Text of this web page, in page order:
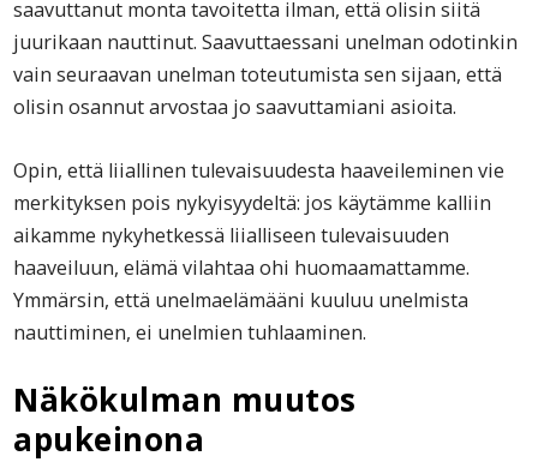
saavuttanut monta tavoitetta ilman, että olisin siitä
juurikaan nauttinut. Saavuttaessani unelman odotinkin
vain seuraavan unelman toteutumista sen sijaan, että
olisin osannut arvostaa jo saavuttamiani asioita.
Opin, että liiallinen tulevaisuudesta haaveileminen vie
merkityksen pois nykyisyydeltä: jos käytämme kalliin
aikamme nykyhetkessä liialliseen tulevaisuuden
haaveiluun, elämä vilahtaa ohi huomaamattamme.
Ymmärsin, että unelmaelämääni kuuluu unelmista
nauttiminen, ei unelmien tuhlaaminen.
Näkökulman muutos
apukeinona